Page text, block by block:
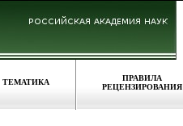
ТЕМАТИКА
ПРАВИЛА
РЕЦЕНЗИРОВАНИЯ